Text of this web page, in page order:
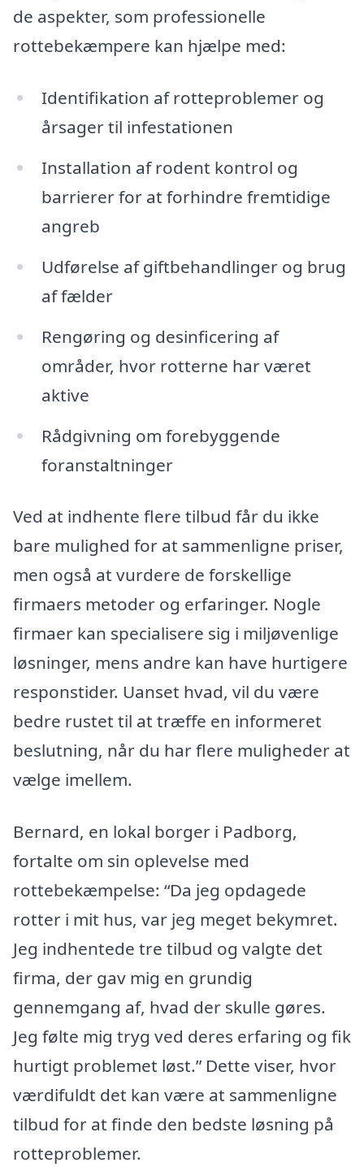
de aspekter, som professionelle
rottebekæmpere kan hjælpe med:
Identifikation af rotteproblemer og
årsager til infestationen
Installation af rodent kontrol og
barrierer for at forhindre fremtidige
angreb
Udførelse af giftbehandlinger og brug
af fælder
Rengøring og desinficering af
områder, hvor rotterne har været
aktive
Rådgivning om forebyggende
foranstaltninger
Ved at indhente flere tilbud får du ikke
bare mulighed for at sammenligne priser,
men også at vurdere de forskellige
firmaers metoder og erfaringer. Nogle
firmaer kan specialisere sig i miljøvenlige
løsninger, mens andre kan have hurtigere
responstider. Uanset hvad, vil du være
bedre rustet til at træffe en informeret
beslutning, når du har flere muligheder at
vælge imellem.
Bernard, en lokal borger i Padborg,
fortalte om sin oplevelse med
rottebekæmpelse: “Da jeg opdagede
rotter i mit hus, var jeg meget bekymret.
Jeg indhentede tre tilbud og valgte det
firma, der gav mig en grundig
gennemgang af, hvad der skulle gøres.
Jeg følte mig tryg ved deres erfaring og fik
hurtigt problemet løst.” Dette viser, hvor
værdifuldt det kan være at sammenligne
tilbud for at finde den bedste løsning på
rotteproblemer.